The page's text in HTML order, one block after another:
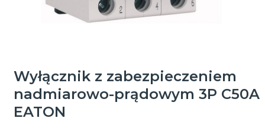
Wyłącznik z zabezpieczeniem
nadmiarowo-prądowym 3P C50A
EATON